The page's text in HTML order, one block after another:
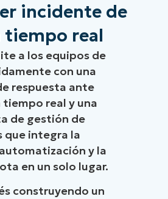
incidente de
tiempo real
a los equipos de
con una
respuesta ante
real y una
de gestión de
que integra la
y la
en un solo lugar.
construyendo un